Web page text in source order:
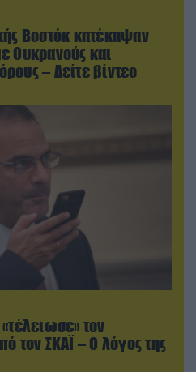
Βοστόκ κατέκαψαν
Ουκρανούς και
– Δείτε βίντεο
τον
τον ΣΚΑΪ – Ο λόγος της